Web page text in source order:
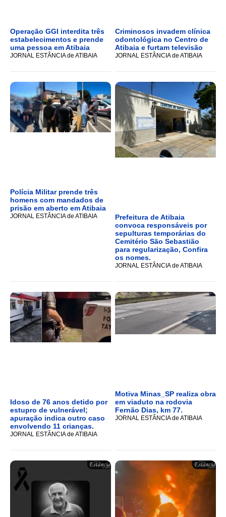
Operação GGI interdita três
estabelecimentos e prende
uma pessoa em Atibaia
JORNAL ESTÂNCIA de ATIBAIA
Criminosos invadem clínica
odontológica no Centro de
Atibaia e furtam televisão
JORNAL ESTÂNCIA de ATIBAIA
Polícia Militar prende três
homens com mandados de
prisão em aberto em Atibaia
JORNAL ESTÂNCIA de ATIBAIA
Prefeitura de Atibaia
convoca responsáveis por
sepulturas temporárias do
Cemitério São Sebastião
para regularização, Confira
os nomes.
JORNAL ESTÂNCIA de ATIBAIA
Idoso de 76 anos detido por
estupro de vulnerável;
apuração indica outro caso
envolvendo 11 crianças.
JORNAL ESTÂNCIA de ATIBAIA
Motiva Minas_SP realiza obra
em viaduto na rodovia
Fernão Dias, km 77.
JORNAL ESTÂNCIA de ATIBAIA